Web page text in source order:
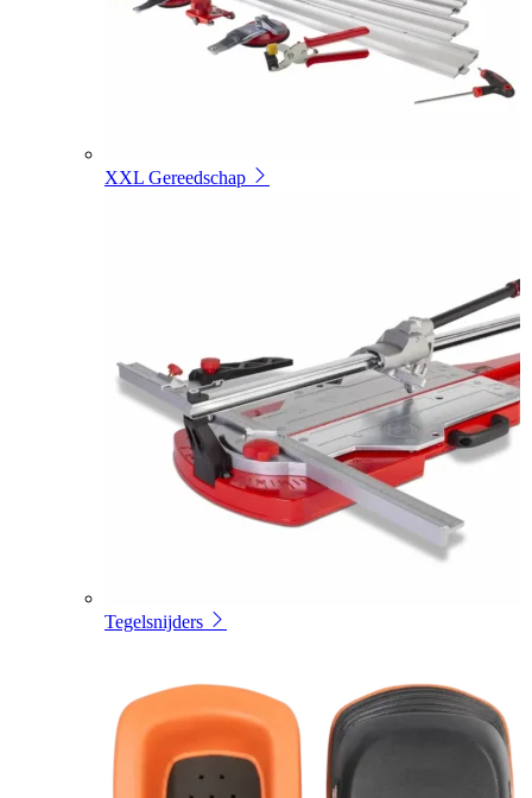
XXL Gereedschap
Tegelsnijders